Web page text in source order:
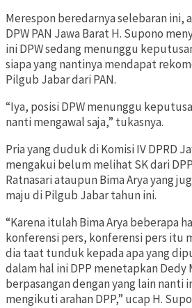
Merespon beredarnya selebaran ini,
DPW PAN Jawa Barat H. Supono
ini DPW sedang menunggu
siapa yang nantinya mendapat
Pilgub Jabar dari PAN.
“Iya, posisi DPW menunggu
nanti mengawal saja,” tukasnya.
Pria yang duduk di Komisi IV DPRD
mengakui belum melihat SK dari
Ratnasari ataupun Bima Arya yang
maju di Pilgub Jabar tahun ini.
“Karena itulah Bima Arya beberapa
konferensi pers, konferensi pers itu
dia taat tunduk kepada apa yang
dalam hal ini DPP menetapkan Dedy
berpasangan dengan yang lain nanti
mengikuti arahan DPP,” ucap H.